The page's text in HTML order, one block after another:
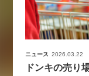
ニュース 2026.03.22
ドンキの売り